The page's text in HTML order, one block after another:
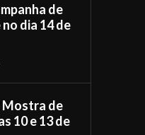
de
dia 14 de
Mostra de
10 e 13 de